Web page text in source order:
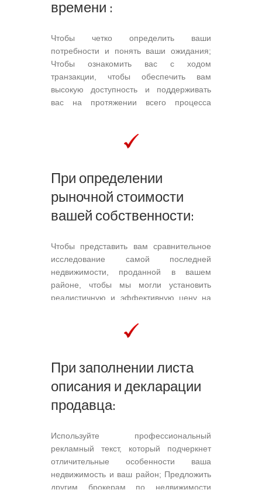
времени :
Чтобы четко определить ваши
потребности и понять ваши ожидания;
Чтобы ознакомить вас с ходом
транзакции, чтобы обеспечить вам
высокую доступность и поддерживать
вас на протяжении всего процесса
Законом о брокерские операции с
распоряжение свою сеть
профессионалов и специалистов, […]
При определении
рыночной стоимости
вашей собственности:
Чтобы представить вам сравнительное
исследование самой последней
недвижимости, проданной в вашем
районе, чтобы мы могли установить
реалистичную и эффективную цену на
анализ рыночных тенденций, включая
средние цены, время выполнения
указанные ценах т.д.; Рассмотреть
различные элементы, которые могут
повлиять на стоимость вашей
собственности: местоположение,
зонирование, год постройки […]
При заполнении листа
описания и декларации
продавца:
Используйте профессиональный
рекламный текст, который подчеркнет
отличительные особенности ваша
недвижимость и ваш район; Предложить
другим брокерам по недвижимости